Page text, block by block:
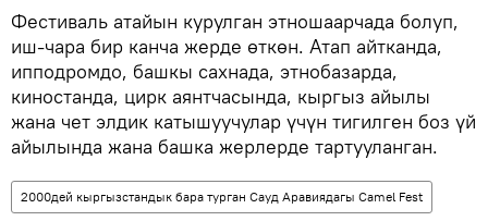
Фестиваль атайын курулган этношаарчада болуп,
иш-чара бир канча жерде өткөн. Атап айтканда,
ипподромдо, башкы сахнада, этнобазарда,
киностанда, цирк аянтчасында, кыргыз айылы
жана чет элдик катышуучулар үчүн тигилген боз үй
айылында жана башка жерлерде тартууланган.
2000дей кыргызстандык бара турган Сауд Аравиядагы Camel Fest